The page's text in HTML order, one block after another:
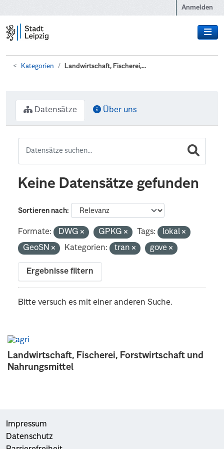
Anmelden
Kategorien Landwirtschaft, Fischerei,...
Landwirtschaft, Fischerei, Forstwirtschaft und
Nahrungsmittel
Datensätze Über uns
Keine Datensätze gefunden
Sortieren nach
Formate: DWG GPKG Tags:
lokal
GeoSN
Kategorien: tran gove
Ergebnisse filtern
Bitte versuch es mit einer anderen Suche.
Impressum
Datenschutz